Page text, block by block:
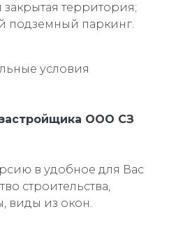
закрытая территория;
подземный паркинг.
условия
ООО СЗ
в удобное для Вас
строительства,
виды из окон.